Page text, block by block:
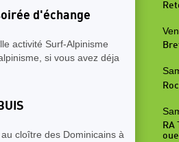
d'échange
activité Surf-Alpinisme
si vous avez déja
cloître des Dominicains à
RA